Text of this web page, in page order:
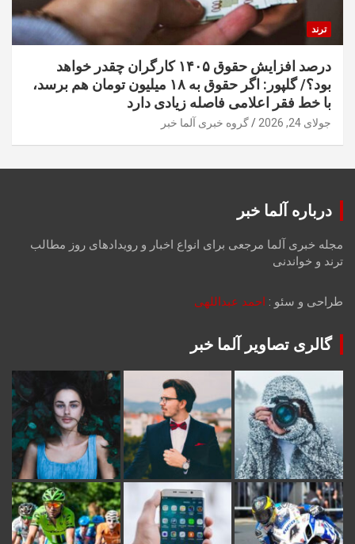
ترند
درصد افزایش حقوق ۱۴۰۵ کارگران چقدر خواهد
بود؟/ گلپور: اگر حقوق به ۱۸ میلیون تومان هم برسد،
با خط فقر اعلامی فاصله زیادی دارد
جولای 24, 2026 گروه خبری آلما خبر
درباره آلما خبر
مجله خبری آلما مرجعی برای انواع اخبار و رویدادهای روز مطالب
ترند و خواندنی
طراحی و سئو : احمد عبداللهی
گالری تصاویر آلما خبر